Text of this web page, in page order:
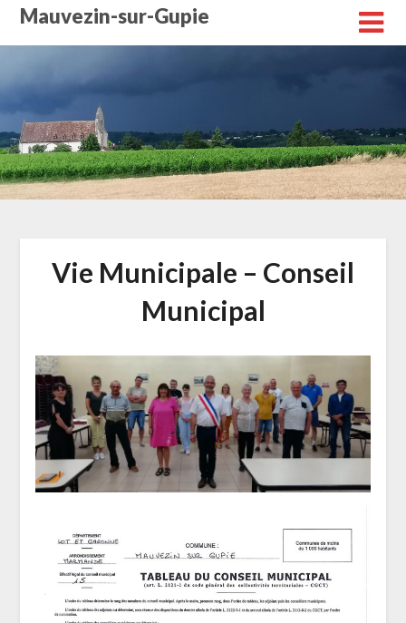
SkipMauvezin-sur-Gupie
Vie Municipale – Conseil
Municipal